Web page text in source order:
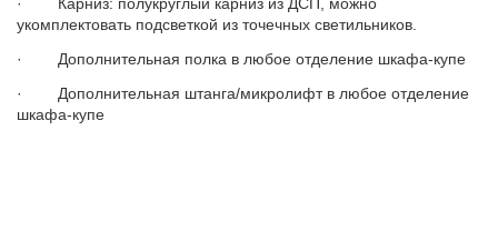
· Карниз: полукруглый карниз из ДСП, можно
укомплектовать подсветкой из точечных светильников.
· Дополнительная полка в любое отделение шкафа-купе
· Дополнительная штанга/микролифт в любое отделение
шкафа-купе